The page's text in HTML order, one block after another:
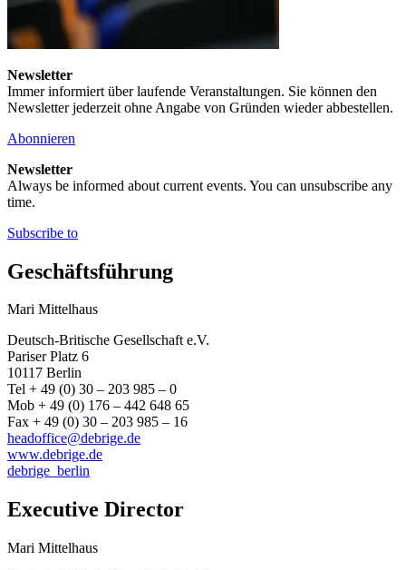
Newsletter
Immer informiert über laufende Veranstaltungen. Sie können den
Newsletter jederzeit ohne Angabe von Gründen wieder abbestellen.
Abonnieren
Newsletter
Always be informed about current events. You can unsubscribe any
time.
Subscribe to
Geschäftsführung
Mari Mittelhaus
Deutsch-Britische Gesellschaft e.V.
Pariser Platz 6
10117 Berlin
Tel + 49 (0) 30 – 203 985 – 0
Mob + 49 (0) 176 – 442 648 65
Fax + 49 (0) 30 – 203 985 – 16
headoffice@debrige.de
www.debrige.de
debrige_berlin
Executive Director
Mari Mittelhaus